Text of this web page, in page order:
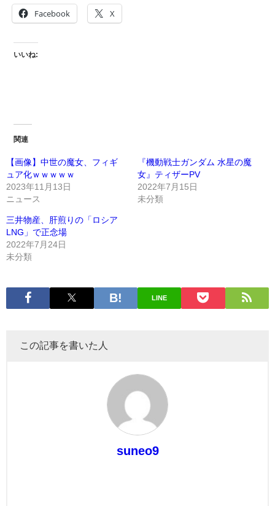
Facebook X
いいね:
関連
【画像】中世の魔女、フィギ
ュア化ｗｗｗｗｗ
2023年11月13日
ニュース
『機動戦士ガンダム 水星の魔
女』ティザーPV
2022年7月15日
未分類
三井物産、肝煎りの「ロシア
LNG」で正念場
2022年7月24日
未分類
LINE
この記事を書いた人
suneo9